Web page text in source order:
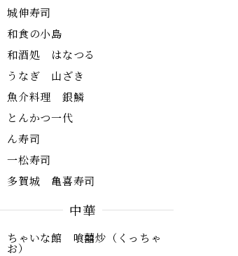
城伸寿司
和食の小島
和酒処 はなつる
うなぎ 山ざき
魚介料理 銀鱗
とんかつ一代
ん寿司
一松寿司
多賀城 亀喜寿司
中華
ちゃいな館 喰囍炒（くっちゃ
お）